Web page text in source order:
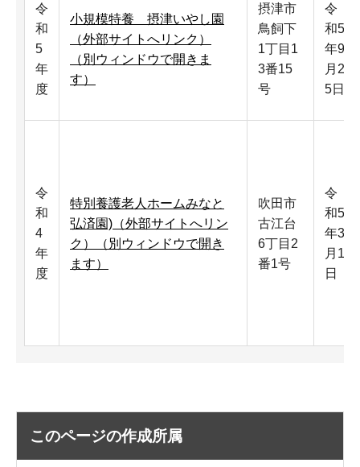
令
和
5
年
度
小規模特養 摂津いやし園
（外部サイトへリンク）
（別ウィンドウで開きま
す）
摂津市
鳥飼下
1丁目1
3番15
号
令
和5
年9
月2
5日
令
和
4
年
度
特別養護老人ホームみなと
弘済園)（外部サイトへリン
ク）（別ウィンドウで開き
ます）
吹田市
古江台
6丁目2
番1号
令
和5
年3
月1
日
このページの作成所属